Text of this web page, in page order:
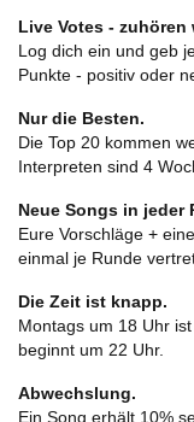
Live Votes -
Log dich ein und geb
Punkte - positiv oder
Nur die Besten.
Die Top 20 kommen
Interpreten sind 4
Neue Songs in jeder
Eure Vorschläge +
einmal je Runde
Die Zeit ist knapp.
Montags um 18 Uhr
beginnt um 22 Uhr.
Abwechslung.
Ein Song erhält 10%